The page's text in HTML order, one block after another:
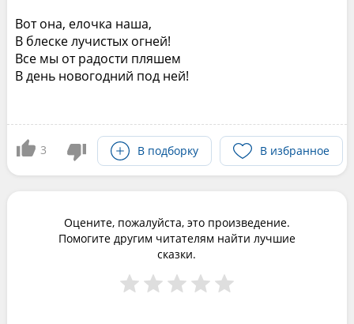
Вот она, елочка наша,
В блеске лучистых огней!
Все мы от радости пляшем
В день новогодний под ней!
3 В подборку В избранное
Оцените, пожалуйста, это произведение.
Помогите другим читателям найти лучшие
сказки.